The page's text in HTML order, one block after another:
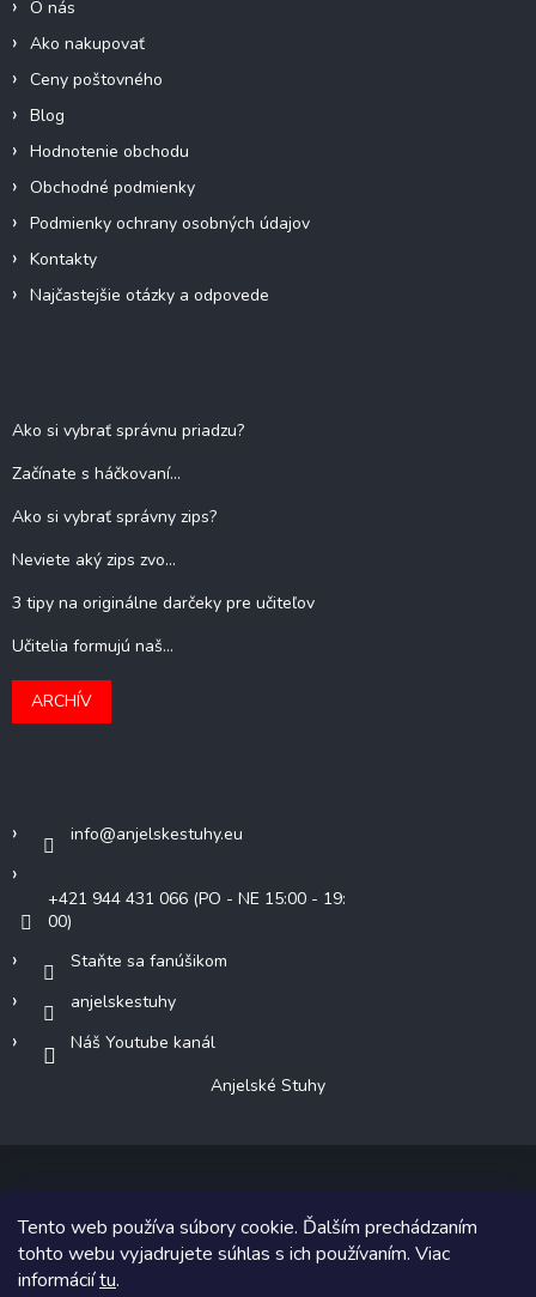
Tento web používa súbory cookie. Ďalším prechádzaním
tohto webu vyjadrujete súhlas s ich používaním. Viac
informáciítu.
O nás
Ako nakupovať
Ceny poštovného
Blog
Hodnotenie obchodu
Obchodné podmienky
Podmienky ochrany osobných údajov
Kontakty
Najčastejšie otázky a odpovede
Ako si vybrať správnu priadzu?
Začínate s háčkovaní...
Ako si vybrať správny zips?
Neviete aký zips zvo...
3 tipy na originálne darčeky pre učiteľov
Učitelia formujú naš...
ARCHÍV
info@anjelskestuhy.eu
+421 944 431 066 (PO - NE 15:00 - 19:
00)
Staňte sa fanúšikom
anjelskestuhy
Náš Youtube kanál
Anjelské Stuhy
Copyright 2026Anjelské Stuhy. Všetky práva vyhradené.
Grafický návrh vytvoril a na Shoptet implementoval